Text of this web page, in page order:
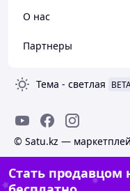
О нас
Партнеры
Тема - светлая
© Satu.kz —
Стать продавцом